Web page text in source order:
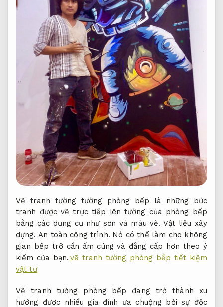
Vẽ tranh tường tường phòng bếp là những bức
tranh được vẽ trực tiếp lên tường của phòng bếp
bằng các dụng cụ như sơn và màu vẽ.Vật liệu xây
dựng. An toàn công trình. Nó có thể làm cho không
gian bếp trở cần ấm cúng và đẳng cấp hơn theo ý
kiếm của bạn. vẽ tranh tường phòng bếp tiết kiệm
vật tư
Vẽ tranh tường phòng bếp đang trở thành xu
hướng được nhiều gia đình ưa chuộng bởi sự độc